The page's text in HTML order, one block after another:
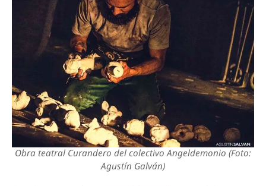
Obra teatral Curandero del colectivo Angeldemonio (Foto:
Agustín Galván)